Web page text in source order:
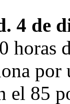
4 de
horas
el 85